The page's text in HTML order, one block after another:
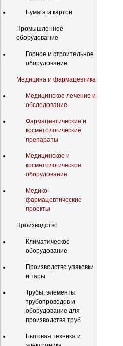
Бумага и картон
Промышленное
оборудование
Горное и строительное
оборудование
Медицина и фармацевтика
Медицинское лечение и
обследование
Фармацевтические и
косметологические
препараты
Медицинское и
косметологическое
оборудование
Медико-
фармацевтические
проекты
Производство
Климатическое
оборудование
Производство упаковки
и тары
Трубы, элементы
трубопроводов и
оборудование для
производства труб
Бытовая техника и